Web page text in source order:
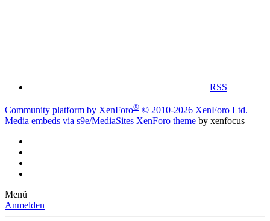
RSS
Community platform by XenForo® © 2010-2026 XenForo Ltd. |
Media embeds via s9e/MediaSites XenForo theme by xenfocus
Menü
Anmelden